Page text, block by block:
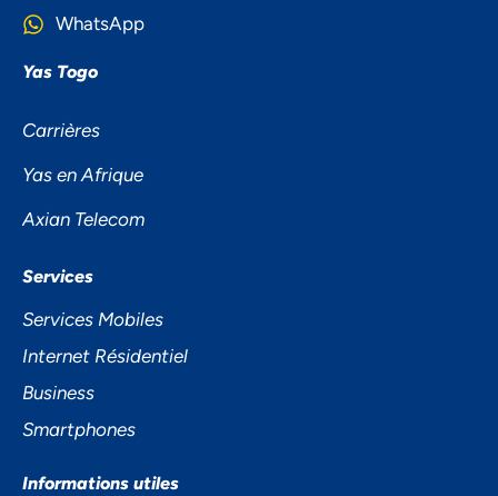
WhatsApp
Yas Togo
Carrières
Yas en Afrique
Axian Telecom
Services
Services Mobiles
Internet Résidentiel
Business
Smartphones
Informations utiles
NOUS ACCORDONS DE
L'IMPORTANCE À VOTRE VIE
PRIVÉE